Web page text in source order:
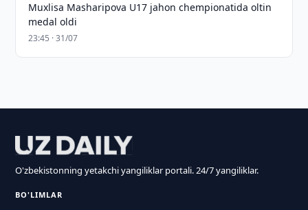
Muxlisa Masharipova U17 jahon chempionatida oltin
medal oldi
23:45 · 31/07
O'zbekistonning yetakchi yangiliklar portali. 24/7 yangiliklar.
BO'LIMLAR